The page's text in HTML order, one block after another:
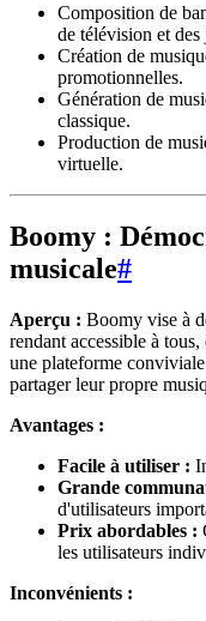
Composition de
de télévision et
Création de
promotionnelles.
Génération de
classique.
Production de
virtuelle.
Boomy :
musicale#
Aperçu : Boomy vise à
rendant accessible à
une plateforme
partager leur propre
Avantages :
Facile à utiliser :
Grande
d'utilisateurs
Prix abordables :
les utilisateurs
Inconvénients :